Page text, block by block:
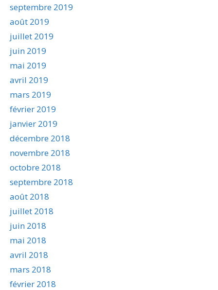
septembre 2019
août 2019
juillet 2019
juin 2019
mai 2019
avril 2019
mars 2019
février 2019
janvier 2019
décembre 2018
novembre 2018
octobre 2018
septembre 2018
août 2018
juillet 2018
juin 2018
mai 2018
avril 2018
mars 2018
février 2018